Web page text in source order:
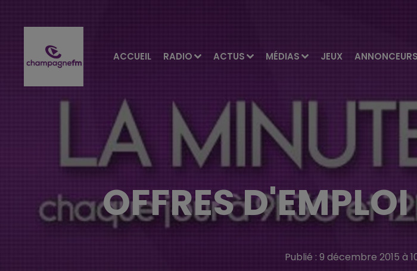
ACCUEIL RADIO ACTUS MÉDIAS JEUX ANNONCEURS
OFFRES
Publié : 9 décembre 2015 à